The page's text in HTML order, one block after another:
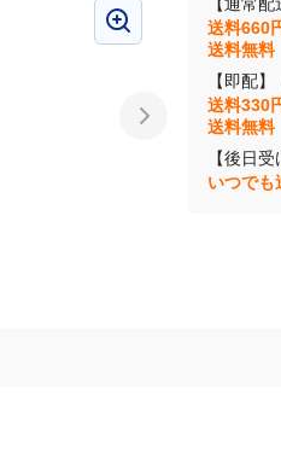
送料660
送料無料
【即配
送料330
送料無料
【後日
いつでも